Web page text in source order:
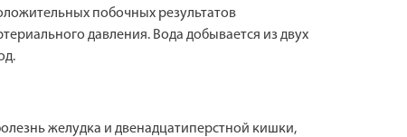
побочных результатов
давления. Вода добывается из двух
желудка и двенадцатиперстной кишки,